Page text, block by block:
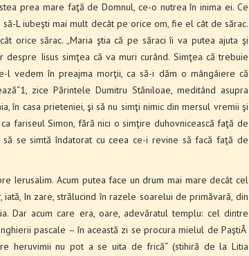
prea mare faţă de Domnul, ce-o nutrea în inima ei. Ce
L iubeşti mai mult decât pe orice om, fie el cât de sărac.
orice sărac. „Maria ştia că pe săraci îi va putea ajuta şi
Iisus simţea că va muri curând. Simţea că trebuie
vedem în preajma morţii, ca să-i dăm o mângâiere că
zice Părintele Dumitru Stăniloae, meditând asupra
în casa prieteniei, şi să nu simţi nimic din mersul vremii şi
fariseul Simon, fără nici o simţire duhovnicească faţă de
se simtă îndatorat cu ceea ce-i revine să facă faţă de
Ierusalim. Acum putea face un drum mai mare decât cel
în zare, stră­lucind în razele soarelui de primăvară, din
Dar acum care era, oare, adevăratul templu: cel dintre
pascale – în această zi se procura mielul de PaştiÂ
heruvimii nu pot a se uita de frică“ (stihiră de la Litia